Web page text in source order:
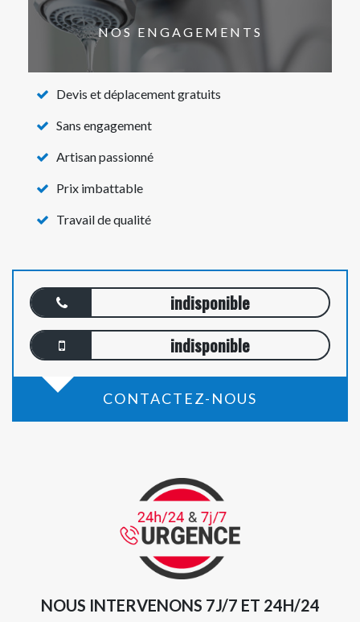
NOS ENGAGEMENTS
Devis et déplacement gratuits
Sans engagement
Artisan passionné
Prix imbattable
Travail de qualité
indisponible
indisponible
CONTACTEZ-NOUS
NOUS INTERVENONS 7J/7 ET 24H/24